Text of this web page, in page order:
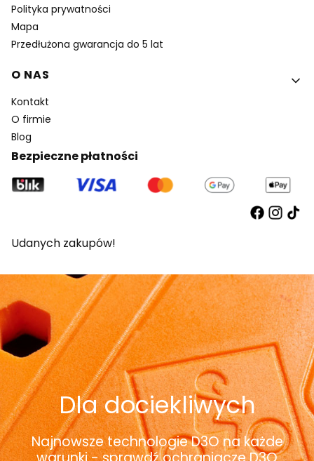
Polityka prywatności
Mapa
Przedłużona gwarancja do 5 lat
O NAS
Kontakt
O firmie
Blog
Bezpieczne płatności
Udanych zakupów!
Dla dociekliwych
Najnowsze technologie D3O na każde